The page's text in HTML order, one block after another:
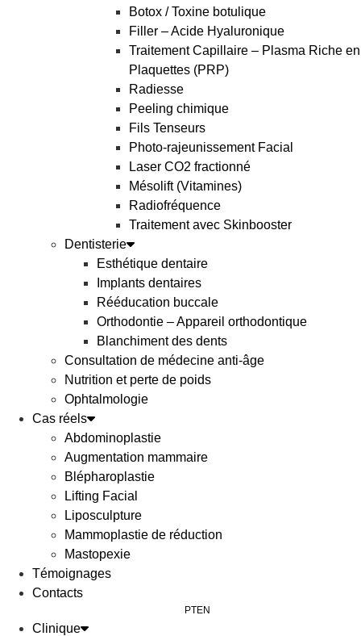
Botox / Toxine botulique
Filler – Acide Hyaluronique
Traitement Capillaire – Plasma Riche en
Plaquettes (PRP)
Radiesse
Peeling chimique
Fils Tenseurs
Photo-rajeunissement Facial
Laser CO2 fractionné
Mésolift (Vitamines)
Radiofréquence
Traitement avec Skinbooster
Dentisterie
Esthétique dentaire
Implants dentaires
Rééducation buccale
Orthodontie – Appareil orthodontique
Blanchiment des dents
Consultation de médecine anti-âge
Nutrition et perte de poids
Ophtalmologie
Cas réels
Abdominoplastie
Augmentation mammaire
Blépharoplastie
Lifting Facial
Liposculpture
Mammoplastie de réduction
Mastopexie
Témoignages
Contacts
PTEN
Clinique